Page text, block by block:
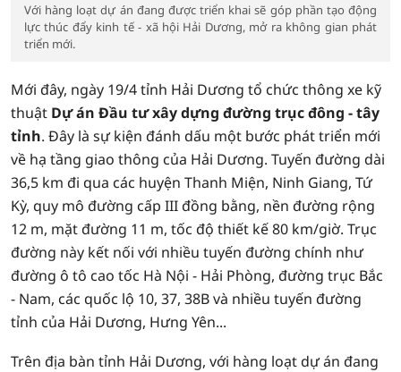
Với hàng loạt dự án đang được triển khai sẽ góp phần tạo động
lực thúc đẩy kinh tế - xã hội Hải Dương, mở ra không gian phát
triển mới.
Mới đây, ngày 19/4 tỉnh Hải Dương tổ chức thông xe kỹ
thuật Dự án Đầu tư xây dựng đường trục đông - tây
tỉnh. Đây là sự kiện đánh dấu một bước phát triển mới
về hạ tầng giao thông của Hải Dương. Tuyến đường dài
36,5 km đi qua các huyện Thanh Miện, Ninh Giang, Tứ
Kỳ, quy mô đường cấp III đồng bằng, nền đường rộng
12 m, mặt đường 11 m, tốc độ thiết kế 80 km/giờ. Trục
đường này kết nối với nhiều tuyến đường chính như
đường ô tô cao tốc Hà Nội - Hải Phòng, đường trục Bắc
- Nam, các quốc lộ 10, 37, 38B và nhiều tuyến đường
tỉnh của Hải Dương, Hưng Yên...
Trên địa bàn tỉnh Hải Dương, với hàng loạt dự án đang